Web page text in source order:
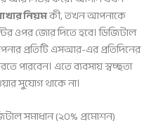
নিয়মকী, তখন আপনাকে
ওপর জোর দিতে হবে। ডিজিটাল
প্রতিটি এসআর-এর প্রতিদিনের
পারবেন। এতে ব্যবসায় স্বচ্ছতা
সুযোগ থাকে না।
সমাধান (২০% প্রমোশন)